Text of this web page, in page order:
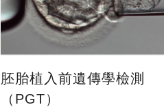
胚胎植入前遺傳學檢測
（PGT）